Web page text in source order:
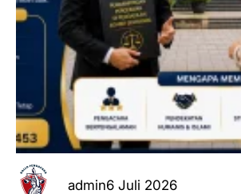
admin6 Juli 2026